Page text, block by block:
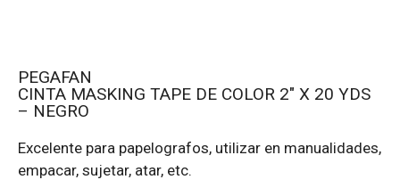
PEGAFAN
CINTA MASKING TAPE DE COLOR 2″ X 20 YDS
– NEGRO
Excelente para papelografos, utilizar en manualidades,
empacar, sujetar, atar, etc.